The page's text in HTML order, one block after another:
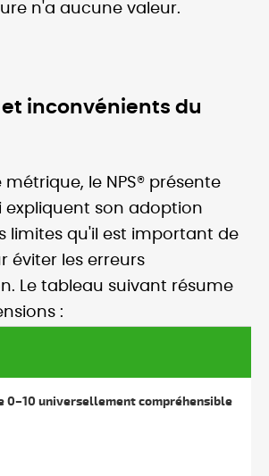
n'a aucune valeur.
inconvénients du
le NPS® présente
expliquent son adoption
limites qu'il est important de
éviter les erreurs
Le tableau suivant résume
:
universellement compréhensible